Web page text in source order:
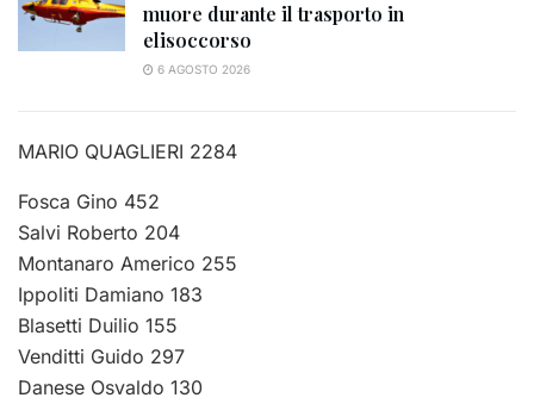
muore durante il trasporto in
elisoccorso
6 AGOSTO 2026
MARIO QUAGLIERI 2284
Fosca Gino 452
Salvi Roberto 204
Montanaro Americo 255
Ippoliti Damiano 183
Blasetti Duilio 155
Venditti Guido 297
Danese Osvaldo 130